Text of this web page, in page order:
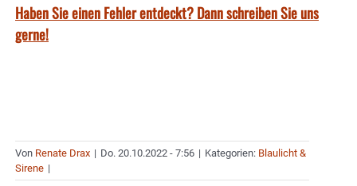
Haben Sie einen Fehler entdeckt? Dann schreiben Sie uns
gerne!
Von Renate Drax | Do. 20.10.2022 - 7:56 | Kategorien: Blaulicht &
Sirene |